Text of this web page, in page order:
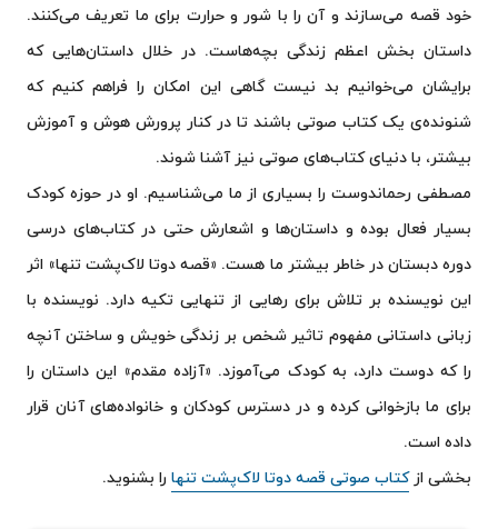
خود قصه می‌سازند و آن را با شور و حرارت برای ما تعریف می‌کنند.
داستان بخش اعظم زندگی بچه‌هاست. در خلال داستان‌هایی که
برایشان می‌خوانیم بد نیست گاهی این امکان را فراهم کنیم که
شنونده‌ی یک کتاب صوتی باشند تا در کنار پرورش هوش و آموزش
بیشتر، با دنیای کتاب‌های صوتی نیز آشنا شوند.
مصطفی رحماندوست را بسیاری از ما می‌شناسیم. او در حوزه کودک
بسیار فعال بوده و داستان‌ها و اشعارش حتی در کتاب‌های درسی
دوره دبستان در خاطر بیشتر ما هست. «قصه دوتا لاک‌پشت تنها» اثر
این نویسنده بر تلاش برای رهایی از تنهایی تکیه دارد. نویسنده با
زبانی داستانی مفهوم تاثیر شخص بر زندگی خویش و ساختن آنچه
را که دوست دارد، به کودک می‌آموزد. «آزاده مقدم» این داستان را
برای ما بازخوانی کرده و در دسترس کودکان و خانواده‌های آنان قرار
داده است.
بخشی ازکتاب صوتی قصه دوتا لاک‌پشت تنها را بشنوید.